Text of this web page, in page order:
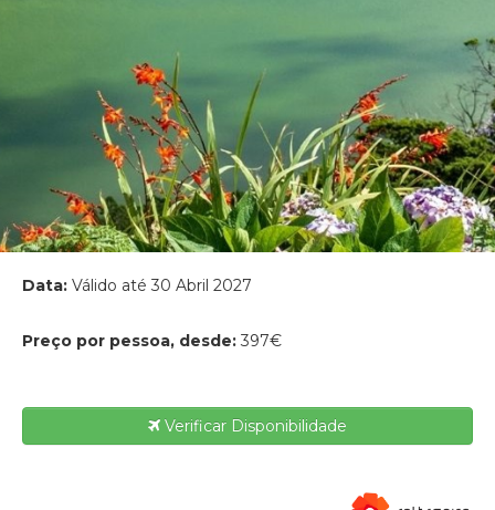
Data: Válido até 30 Abril 2027
Preço por pessoa, desde: 397€
Verificar Disponibilidade